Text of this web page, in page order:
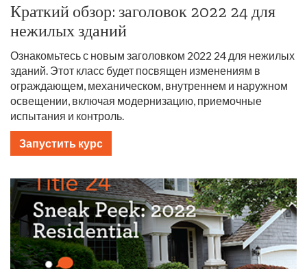
Краткий обзор: заголовок 2022 24 для
нежилых зданий
Ознакомьтесь с новым заголовком 2022 24 для нежилых
зданий. Этот класс будет посвящен изменениям в
ограждающем, механическом, внутреннем и наружном
освещении, включая модернизацию, приемочные
испытания и контроль.
Запустить курс